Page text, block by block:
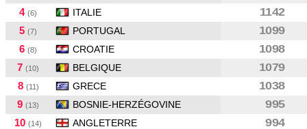
4 (6) ITALIE
1142
5 (7) PORTUGAL
1099
6 (8) CROATIE
1098
7 (10) BELGIQUE
1079
8 (11) GRECE
1038
9 (13) BOSNIE-HERZÉGOVINE
995
10 (14) ANGLETERRE
994